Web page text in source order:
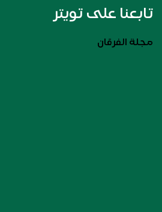
تابعنا على تويتر
مجلة الفرقان